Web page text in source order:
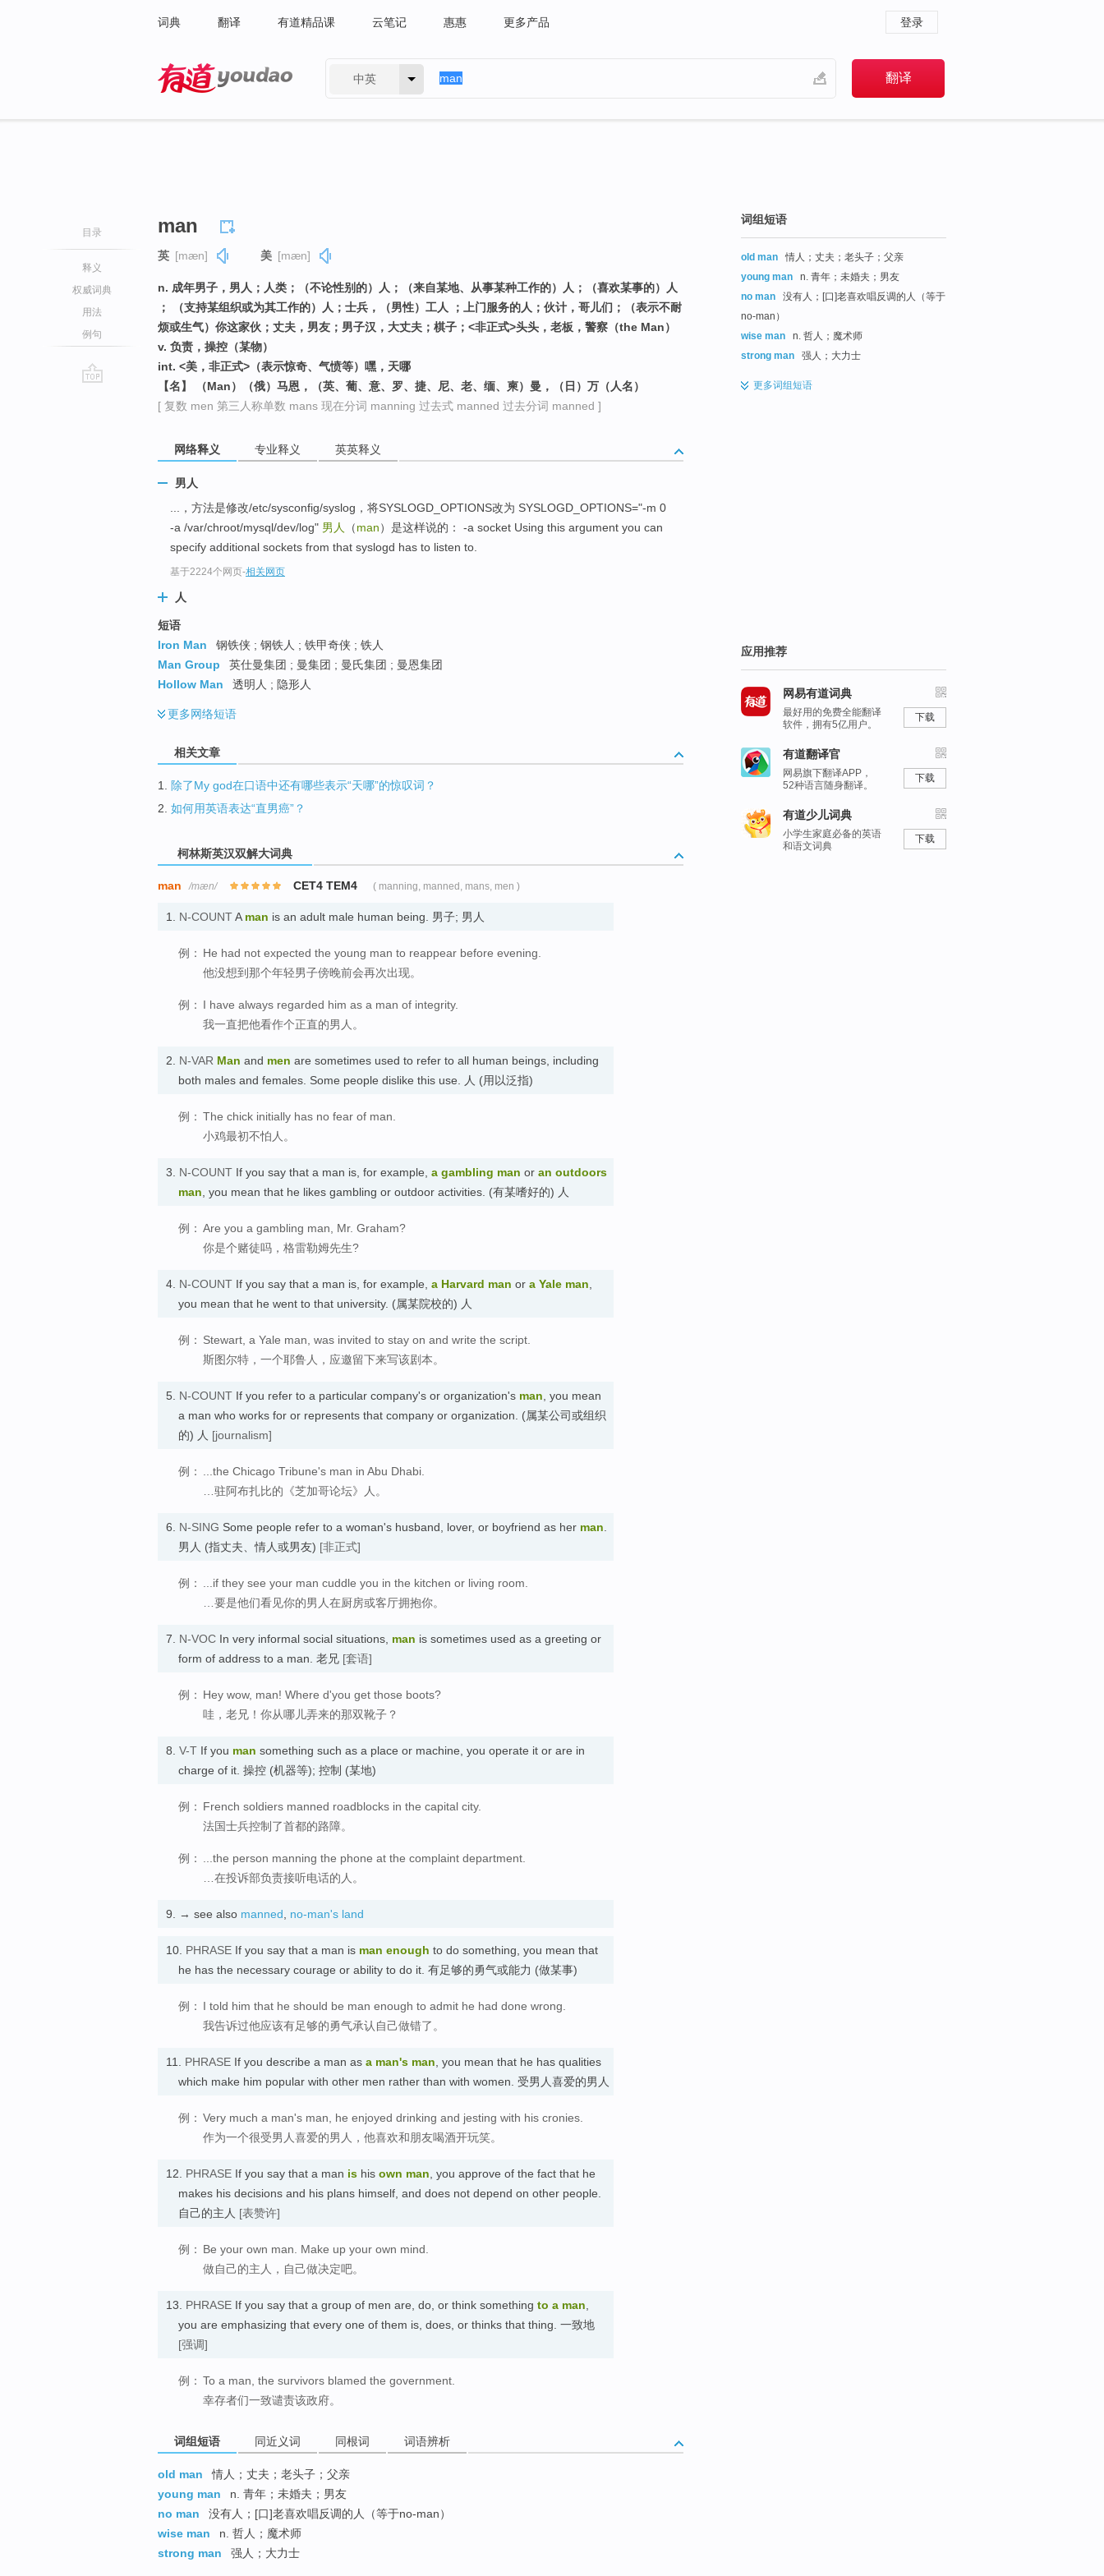
词典 翻译 有道精品课 云笔记 惠惠 更多产品 登录
中英
目录
释义
权威词典
用法
例句
man
英 [mæn] 美 [mæn]
n. 成年男子，男人；人类；（不论性别的）人；（来自某地、从事某种工作的）人；（喜欢某事的）人
； （支持某组织或为其工作的）人；士兵，（男性）工人 ；上门服务的人；伙计，哥儿们；（表示不耐
烦或生气）你这家伙；丈夫，男友；男子汉，大丈夫；棋子；<非正式>头头，老板，警察（the Man）
v. 负责，操控（某物）
int. <美，非正式>（表示惊奇、气愤等）嘿，天哪
【名】 （Man）（俄）马恩，（英、葡、意、罗、捷、尼、老、缅、柬）曼，（日）万（人名）
[ 复数 men 第三人称单数 mans 现在分词 manning 过去式 manned 过去分词 manned ]
网络释义 专业释义 英英释义
男人
...，方法是修改/etc/sysconfig/syslog，将SYSLOGD_OPTIONS改为 SYSLOGD_OPTIONS="-m 0
-a /var/chroot/mysql/dev/log" 男人 （man）是这样说的： -a socket Using this argument you can
specify additional sockets from that syslogd has to listen to.
基于2224个网页-相关网页
人
短语
Iron Man
钢铁侠 ; 钢铁人 ; 铁甲奇侠 ; 铁人
Man Group
英仕曼集团 ; 曼集团 ; 曼氏集团 ; 曼恩集团
Hollow Man
透明人 ; 隐形人
更多网络短语
相关文章
1.
除了My god在口语中还有哪些表示“天哪”的惊叹词？
2. 如何用英语表达“直男癌”？
柯林斯英汉双解大词典
man /mæn/ CET4 TEM4 ( manning, manned, mans, men )
1. N-COUNTA man is an adult male human being. 男子; 男人
例： He had not expected the young man to reappear before evening.
他没想到那个年轻男子傍晚前会再次出现。
例： I have always regarded him as a man of integrity.
我一直把他看作个正直的男人。
2. N-VAR Man and men are sometimes used to refer to all human beings, including
both males and females. Some people dislike this use. 人 (用以泛指)
例： The chick initially has no fear of man.
小鸡最初不怕人。
3. N-COUNT If you say that a man is, for example, a gambling man or an outdoors
man , you mean that he likes gambling or outdoor activities. (有某嗜好的) 人
例： Are you a gambling man, Mr. Graham?
你是个赌徒吗，格雷勒姆先生?
4. N-COUNT If you say that a man is, for example, a Harvard man or a Yale man
you mean that he went to that university. (属某院校的) 人
例： Stewart, a Yale man, was invited to stay on and write the script.
斯图尔特，一个耶鲁人，应邀留下来写该剧本。
5. N-COUNT If you refer to a particular company's or organization's man , you mean
a man who works for or represents that company or organization. (属某公司或组织
的) 人 [journalism]
例：
...the Chicago Tribune's man in Abu Dhabi.
…驻阿布扎比的《芝加哥论坛》人。
6. N-SING Some people refer to a woman's husband, lover, or boyfriend as her man
男人 (指丈夫、情人或男友) [非正式]
例：
...if they see your man cuddle you in the kitchen or living room.
…要是他们看见你的男人在厨房或客厅拥抱你。
7. N-VOC In very informal social situations, man is sometimes used as a greeting or
form of address to a man. 老兄 [套语]
例： Hey wow, man! Where d'you get those boots?
哇，老兄！你从哪儿弄来的那双靴子？
8. V-T If you man something such as a place or machine, you operate it or are in
charge of it. 操控 (机器等); 控制 (某地)
例： French soldiers manned roadblocks in the capital city.
法国士兵控制了首都的路障。
例：
...the person manning the phone at the complaint department.
…在投诉部负责接听电话的人。
9. → see also manned no-man's land
10. PHRASE If you say that a man is man enough to do something, you mean that
he has the necessary courage or ability to do it. 有足够的勇气或能力 (做某事)
例： I told him that he should be man enough to admit he had done wrong.
我告诉过他应该有足够的勇气承认自己做错了。
11. PHRASE If you describe a man as a man's man , you mean that he has qualities
which make him popular with other men rather than with women. 受男人喜爱的男人
例： Very much a man's man, he enjoyed drinking and jesting with his cronies.
作为一个很受男人喜爱的男人，他喜欢和朋友喝酒开玩笑。
12. PHRASE If you say that a man is his own man , you approve of the fact that he
makes his decisions and his plans himself, and does not depend on other people.
自己的主人 [表赞许]
例： Be your own man. Make up your own mind.
做自己的主人，自己做决定吧。
13. PHRASE If you say that a group of men are, do, or think something to a man
you are emphasizing that every one of them is, does, or thinks that thing. 一致地
[强调]
例： To a man, the survivors blamed the government.
幸存者们一致谴责该政府。
词组短语 同近义词 同根词 词语辨析
old man
情人；丈夫；老头子；父亲
young man
n. 青年；未婚夫；男友
no man
没有人；[口]老喜欢唱反调的人（等于no-man）
wise man
n. 哲人；魔术师
strong man
强人；大力士
词组短语
old man 情人；丈夫；老头子；父亲
young man
n. 青年；未婚夫；男友
no man
没有人；[口]老喜欢唱反调的人（等于
no-man）
wise man
n. 哲人；魔术师
strong man
强人；大力士
更多词组短语
应用推荐